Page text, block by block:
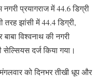
प्रयागराज में 44.6 डिग्री
तरह झांसी में 44.4 डिग्री,
विश्वनाथ की नगरी
सेल्सियस दर्ज किया गया।
को दिनभर तीखी धूप और